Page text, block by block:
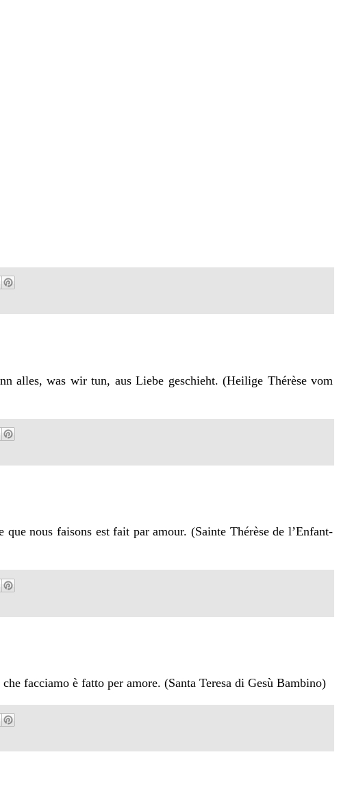
alles, was wir tun, aus Liebe geschieht. (Heilige Thérèse vom
nous faisons est fait par amour. (Sainte Thérèse de l’Enfant-
facciamo è fatto per amore. (Santa Teresa di Gesù Bambino)